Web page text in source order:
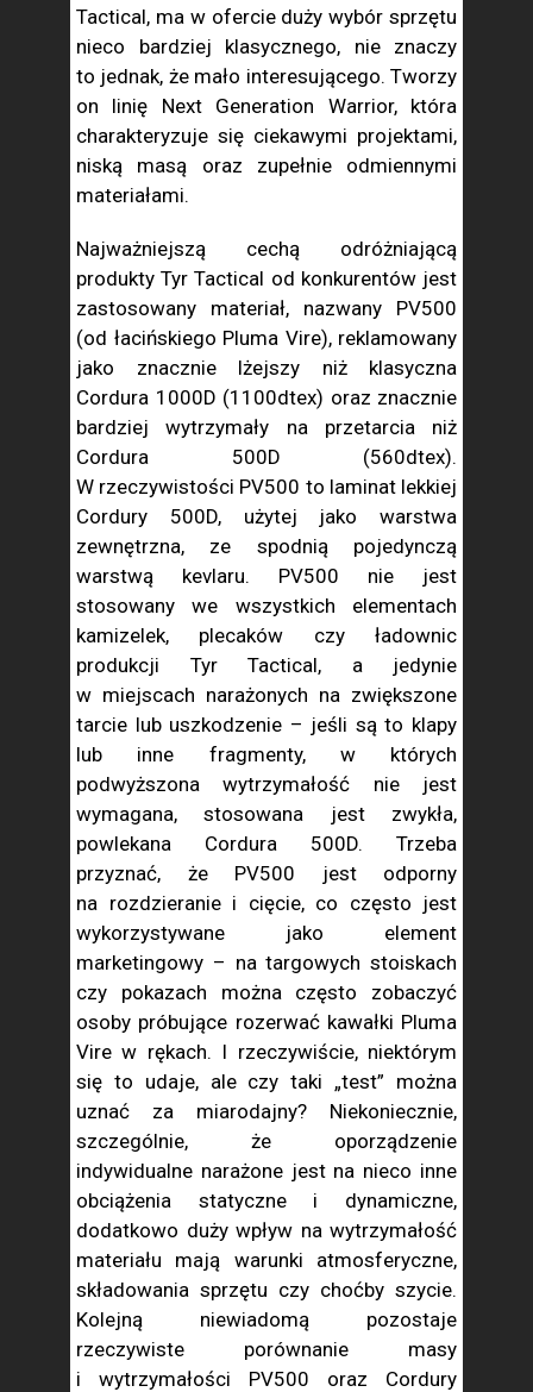
Tactical, ma w ofercie duży wybór sprzętu
nieco bardziej klasycznego, nie znaczy
to jednak, że mało interesującego. Tworzy
on linię Next Generation Warrior, która
charakteryzuje się ciekawymi projektami,
niską masą oraz zupełnie odmiennymi
materiałami.
Najważniejszą cechą odróżniającą
produkty Tyr Tactical od konkurentów jest
zastosowany materiał, nazwany PV500
(od łacińskiego Pluma Vire), reklamowany
jako znacznie lżejszy niż klasyczna
Cordura 1000D (1100dtex) oraz znacznie
bardziej wytrzymały na przetarcia niż
Cordura 500D (560dtex).
W rzeczywistości PV500 to laminat lekkiej
Cordury 500D, użytej jako warstwa
zewnętrzna, ze spodnią pojedynczą
warstwą kevlaru. PV500 nie jest
stosowany we wszystkich elementach
kamizelek, plecaków czy ładownic
produkcji Tyr Tactical, a jedynie
w miejscach narażonych na zwiększone
tarcie lub uszkodzenie – jeśli są to klapy
lub inne fragmenty, w których
podwyższona wytrzymałość nie jest
wymagana, stosowana jest zwykła,
powlekana Cordura 500D. Trzeba
przyznać, że PV500 jest odporny
na rozdzieranie i cięcie, co często jest
wykorzystywane jako element
marketingowy – na targowych stoiskach
czy pokazach można często zobaczyć
osoby próbujące rozerwać kawałki Pluma
Vire w rękach. I rzeczywiście, niektórym
się to udaje, ale czy taki „test” można
uznać za miarodajny? Niekoniecznie,
szczególnie, że oporządzenie
indywidualne narażone jest na nieco inne
obciążenia statyczne i dynamiczne,
dodatkowo duży wpływ na wytrzymałość
materiału mają warunki atmosferyczne,
składowania sprzętu czy choćby szycie.
Kolejną niewiadomą pozostaje
rzeczywiste porównanie masy
i wytrzymałości PV500 oraz Cordury